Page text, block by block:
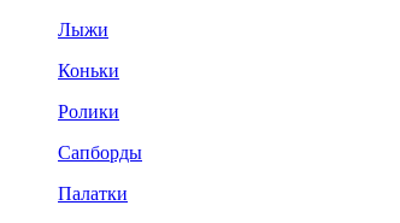
Лыжи
Коньки
Ролики
Сапборды
Палатки